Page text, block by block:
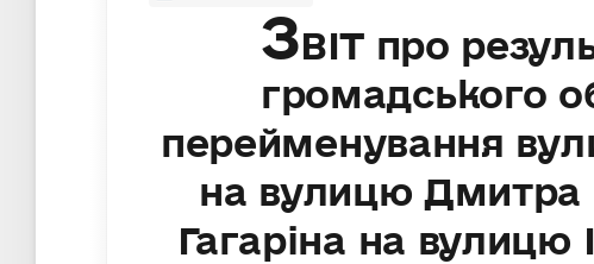
ЗВІТ про
громадського
перейменування
на вулицю Дмитра
Гагаріна на вулицю